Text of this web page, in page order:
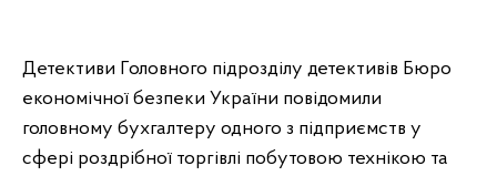
Детективи Головного підрозділу детективів Бюро
економічної безпеки України повідомили
головному бухгалтеру одного з підприємств у
сфері роздрібної торгівлі побутовою технікою та